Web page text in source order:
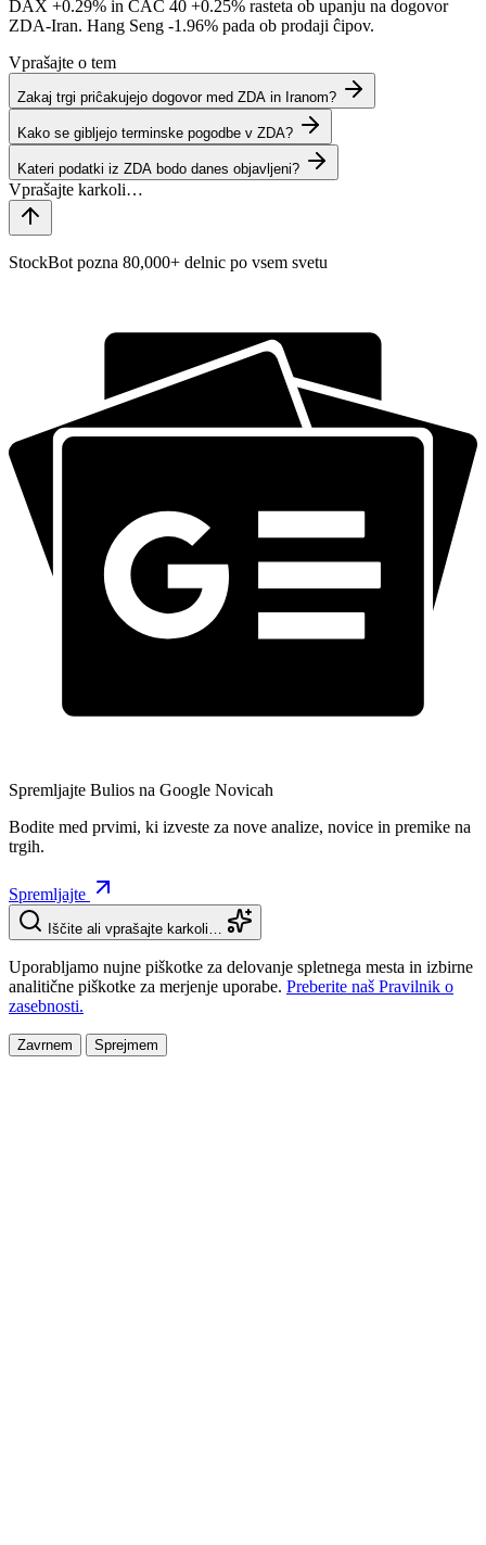
DAX +0.29% in CAC 40 +0.25% rasteta ob upanju na dogovor
ZDA-Iran. Hang Seng -1.96% pada ob prodaji ĉipov.
Vprašajte o tem
Zakaj trgi priĉakujejo dogovor med ZDA in Iranom?
Kako se gibljejo terminske pogodbe v ZDA?
Kateri podatki iz ZDA bodo danes objavljeni?
StockBot pozna 80,000+ delnic po vsem svetu
Spremljajte Bulios na Google Novicah
Bodite med prvimi, ki izveste za nove analize, novice in premike na
trgih.
Spremljajte
Iščite ali vprašajte karkoli…
Uporabljamo nujne piškotke za delovanje spletnega mesta in izbirne
analitične piškotke za merjenje uporabe. Preberite naš Pravilnik o
zasebnosti.
Zavrnem Sprejmem